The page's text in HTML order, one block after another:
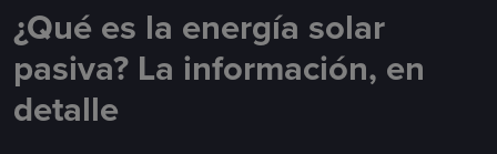
¿Qué es la energía solar
pasiva? La información, en
detalle